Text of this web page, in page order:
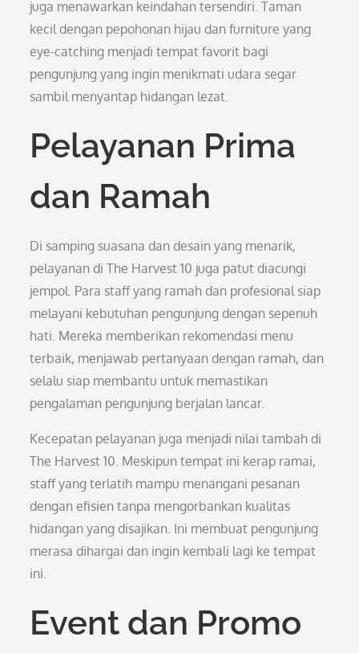
juga menawarkan keindahan tersendiri. Taman
kecil dengan pepohonan hijau dan furniture yang
eye-catching menjadi tempat favorit bagi
pengunjung yang ingin menikmati udara segar
sambil menyantap hidangan lezat.
Pelayanan Prima
dan Ramah
Di samping suasana dan desain yang menarik,
pelayanan di The Harvest 10 juga patut diacungi
jempol. Para staff yang ramah dan profesional siap
melayani kebutuhan pengunjung dengan sepenuh
hati. Mereka memberikan rekomendasi menu
terbaik, menjawab pertanyaan dengan ramah, dan
selalu siap membantu untuk memastikan
pengalaman pengunjung berjalan lancar.
Kecepatan pelayanan juga menjadi nilai tambah di
The Harvest 10. Meskipun tempat ini kerap ramai,
staff yang terlatih mampu menangani pesanan
dengan efisien tanpa mengorbankan kualitas
hidangan yang disajikan. Ini membuat pengunjung
merasa dihargai dan ingin kembali lagi ke tempat
ini.
Event dan Promo